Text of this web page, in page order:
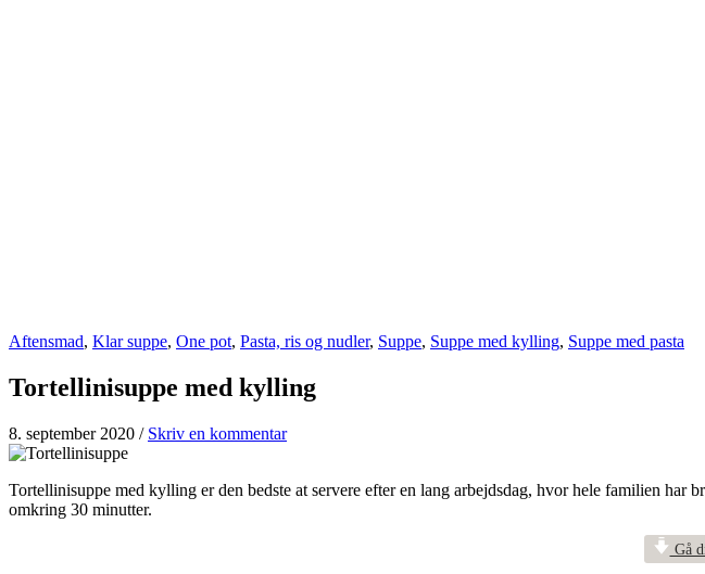
Aftensmad, Klar suppe, One pot, Pasta, ris og nudler, Suppe, Suppe med kylling, Suppe med pasta
Tortellinisuppe med kylling
8. september 2020 / Skriv en kommentar
Tortellinisuppe med kylling er den bedste at servere efter en lang arbejdsdag, hvor hele familien
omkring 30 minutter.
Gå